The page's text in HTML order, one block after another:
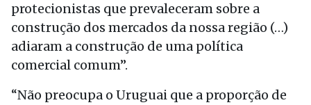
protecionistas que prevaleceram sobre a
construção dos mercados da nossa região (…)
adiaram a construção de uma política
comercial comum”.
“Não preocupa o Uruguai que a proporção de